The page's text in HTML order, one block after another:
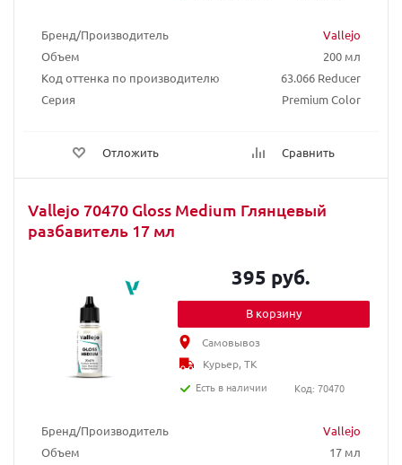
Бренд/Производитель
Vallejo
Объем
200 мл
Код оттенка по производителю
63.066 Reducer
Серия
Premium Color
Отложить Сравнить
Vallejo 70470 Gloss Medium Глянцевый
разбавитель 17 мл
Бренд/Производитель
Vallejo
Объем
17 мл
395 руб.
В корзину
Самовывоз
Курьер, ТК
Есть в наличии
Код: 70470